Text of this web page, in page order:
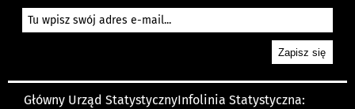
Główny Urząd StatystycznyInfolinia Statystyczna: